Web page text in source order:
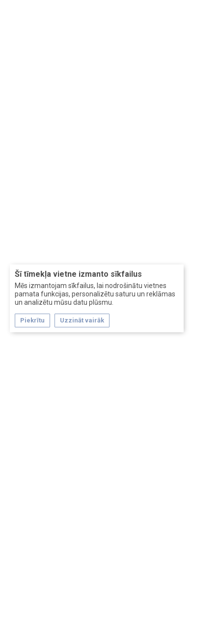
Šī tīmekļa vietne izmanto sīkfailus
Mēs izmantojam sīkfailus, lai nodrošinātu vietnes
pamata funkcijas, personalizētu saturu un reklāmas
un analizētu mūsu datu plūsmu.
Piekrītu Uzzināt vairāk